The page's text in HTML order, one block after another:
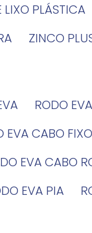
LIXO PLÁSTICA
ZINCO
RODO
EVA CABO
EVA CABO
EVA PIA